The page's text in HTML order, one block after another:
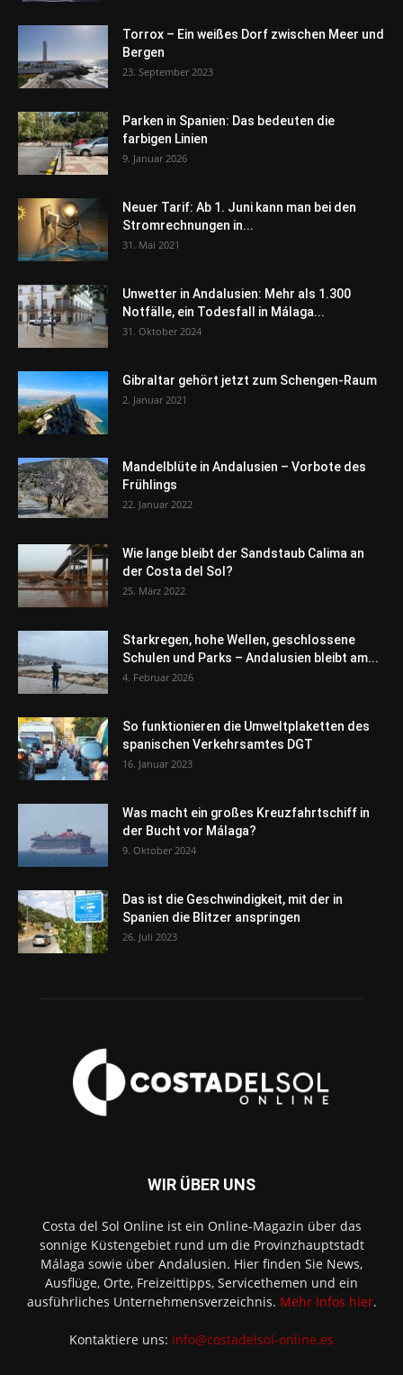
Torrox – Ein weißes Dorf zwischen Meer und
Bergen
23. September 2023
Parken in Spanien: Das bedeuten die
farbigen Linien
9. Januar 2026
Neuer Tarif: Ab 1. Juni kann man bei den
Stromrechnungen in...
31. Mai 2021
Unwetter in Andalusien: Mehr als 1.300
Notfälle, ein Todesfall in Málaga...
31. Oktober 2024
Gibraltar gehört jetzt zum Schengen-Raum
2. Januar 2021
Mandelblüte in Andalusien – Vorbote des
Frühlings
22. Januar 2022
Wie lange bleibt der Sandstaub Calima an
der Costa del Sol?
25. März 2022
Starkregen, hohe Wellen, geschlossene
Schulen und Parks – Andalusien bleibt am...
4. Februar 2026
So funktionieren die Umweltplaketten des
spanischen Verkehrsamtes DGT
16. Januar 2023
Was macht ein großes Kreuzfahrtschiff in
der Bucht vor Málaga?
9. Oktober 2024
Das ist die Geschwindigkeit, mit der in
Spanien die Blitzer anspringen
26. Juli 2023
WIR ÜBER UNS
Costa del Sol Online ist ein Online-Magazin über das
sonnige Küstengebiet rund um die Provinzhauptstadt
Málaga sowie über Andalusien. Hier finden Sie News,
Ausflüge, Orte, Freizeittipps, Servicethemen und ein
ausführliches Unternehmensverzeichnis. Mehr Infos hier.
Kontaktiere uns: info@costadelsol-online.es